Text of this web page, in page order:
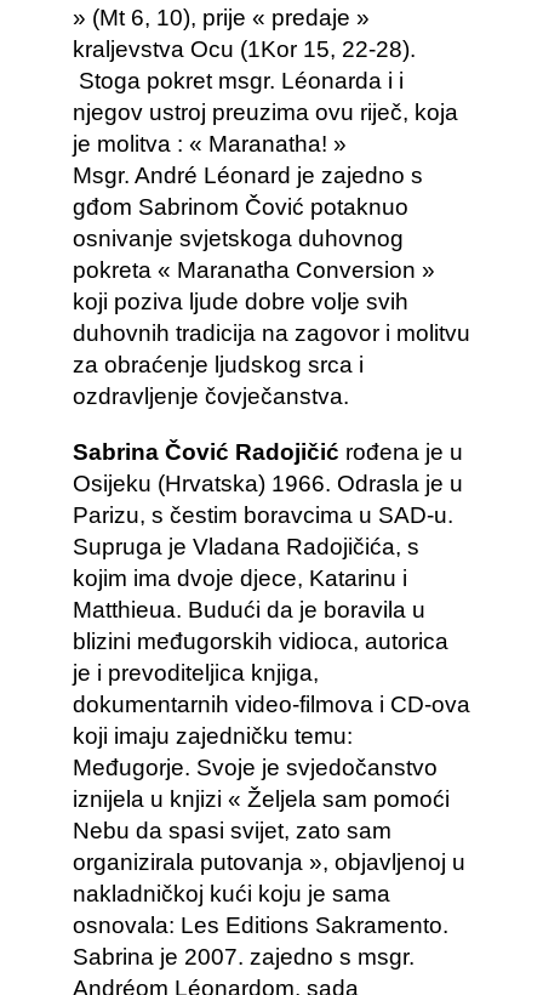
» (Mt 6, 10), prije « predaje »
kraljevstva Ocu (1Kor 15, 22-28).
Stoga pokret msgr. Léonarda i i
njegov ustroj preuzima ovu riječ, koja
je molitva : « Maranatha! »
Msgr. André Léonard je zajedno s
gđom Sabrinom Čović potaknuo
osnivanje svjetskoga duhovnog
pokreta « Maranatha Conversion »
koji poziva ljude dobre volje svih
duhovnih tradicija na zagovor i molitvu
za obraćenje ljudskog srca i
ozdravljenje čovječanstva.
Sabrina Čović Radojičić rođena je u
Osijeku (Hrvatska) 1966. Odrasla je u
Parizu, s čestim boravcima u SAD-u.
Supruga je Vladana Radojičića, s
kojim ima dvoje djece, Katarinu i
Matthieua. Budući da je boravila u
blizini međugorskih vidioca, autorica
je i prevoditeljica knjiga,
dokumentarnih video-filmova i CD-ova
koji imaju zajedničku temu:
Međugorje. Svoje je svjedočanstvo
iznijela u knjizi « Željela sam pomoći
Nebu da spasi svijet, zato sam
organizirala putovanja », objavljenoj u
nakladničkoj kući koju je sama
osnovala: Les Editions Sakramento.
Sabrina je 2007. zajedno s msgr.
Andréom Léonardom, sada